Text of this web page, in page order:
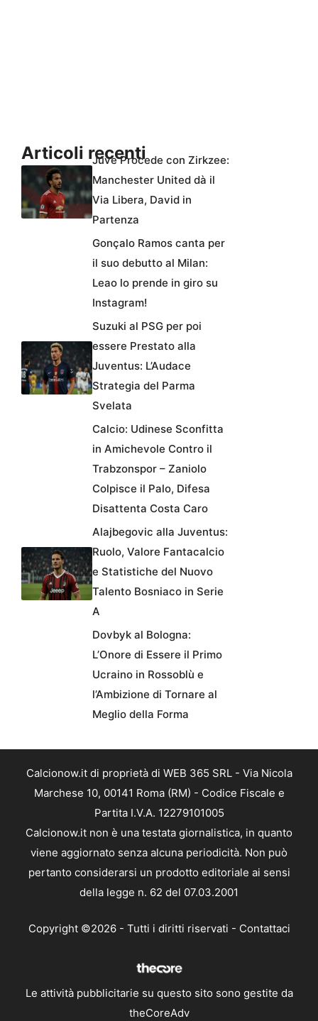
Articoli recentiJuve Procede con Zirkzee:
Manchester United dà il
Via Libera, David in
Partenza
Gonçalo Ramos canta per
il suo debutto al Milan:
Leao lo prende in giro su
Instagram!
Suzuki al PSG per poi
essere Prestato alla
Juventus: L’Audace
Strategia del Parma
Svelata
Calcio: Udinese Sconfitta
in Amichevole Contro il
Trabzonspor – Zaniolo
Colpisce il Palo, Difesa
Disattenta Costa Caro
Alajbegovic alla Juventus:
Ruolo, Valore Fantacalcio
e Statistiche del Nuovo
Talento Bosniaco in Serie
A
Dovbyk al Bologna:
L’Onore di Essere il Primo
Ucraino in Rossoblù e
l’Ambizione di Tornare al
Meglio della Forma
Calcionow.it di proprietà di WEB 365 SRL - Via Nicola
Marchese 10, 00141 Roma (RM) - Codice Fiscale e
Partita I.V.A. 12279101005
Calcionow.it non è una testata giornalistica, in quanto
viene aggiornato senza alcuna periodicità. Non può
pertanto considerarsi un prodotto editoriale ai sensi
della legge n. 62 del 07.03.2001
Copyright ©2026 - Tutti i diritti riservati - Contattaci
Le attività pubblicitarie su questo sito sono gestite da
theCoreAdv